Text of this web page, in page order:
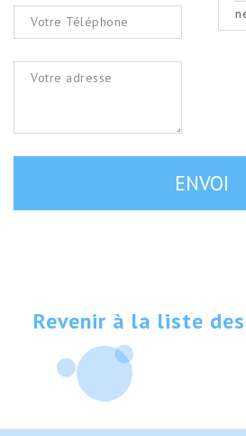
Revenir à la liste